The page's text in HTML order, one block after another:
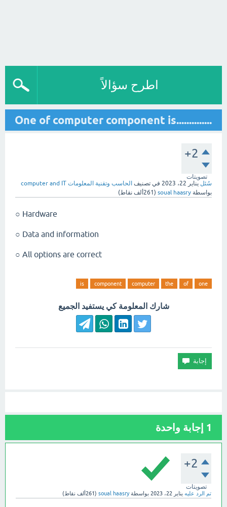
اطرح سؤالاً
..............One of computer component is
+2
تصويتات
سُئل يناير 22، 2023 في تصنيف الحاسب وتقنية المعلومات computer and IT
بواسطة soual haasry
( 261ألف نقاط)
Hardware ○
Data and information ○
All options are correct ○
one
of
the
computer
component
is
شارك المعلومة كي يستفيد الجميع
1 إجابة واحدة
+2
تصويتات
تم الرد عليه يناير 22، 2023 بواسطةsoual haasry
(261ألف نقاط)